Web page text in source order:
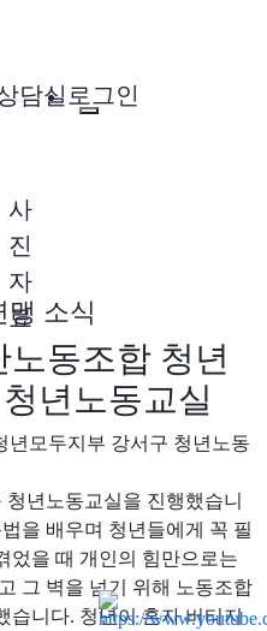
사
진
자
료
담실 로그인
맹 소식
동조합 청년
년노동교실
년노동교실을 진행했습니
을 배우며 청년들에게 꼭 필
었을 때 개인의 힘만으로는
그 벽을 넘기 위해 노동조합
습니다. 청년이 혼자 버티지